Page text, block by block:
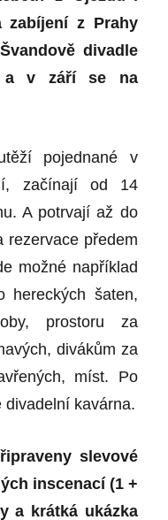
zabíjení z Prahy
divadle
a v září se na
pojednané v
začínají od 14
A potrvají až do
rezervace předem
možné například
hereckých šaten,
prostoru za
divákům za
míst. Po
divadelní kavárna.
slevové
inscenací (1 +
a krátká ukázka